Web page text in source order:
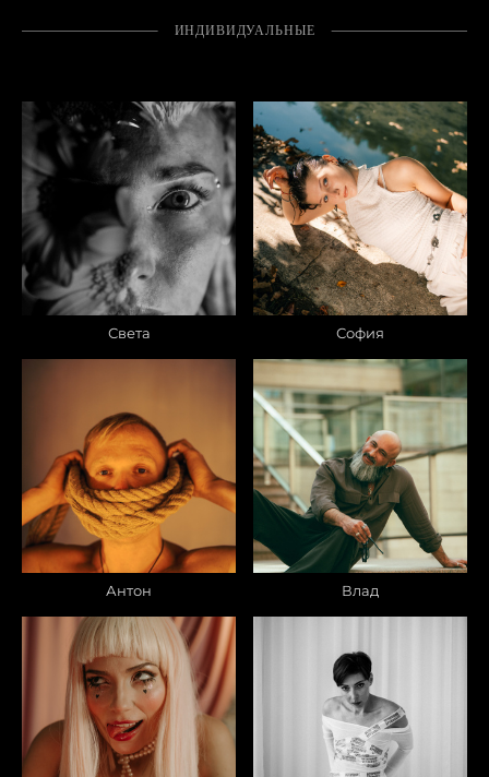
ИНДИВИДУАЛЬНЫЕ
Света София
Антон Влад